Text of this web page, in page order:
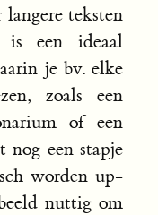
langere teksten
is een ideaal
je bv. elke
zoals een
of een
nog een stapje
worden up-
nuttig om